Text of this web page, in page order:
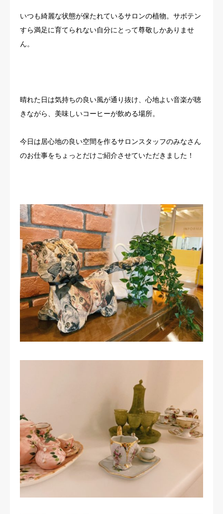
いつも綺麗な状態が保たれているサロンの植物。サボテン
すら満足に育てられない自分にとって尊敬しかありませ
ん。
晴れた日は気持ちの良い風が通り抜け、心地よい音楽が聴
きながら、美味しいコーヒーが飲める場所。
今日は居心地の良い空間を作るサロンスタッフのみなさん
のお仕事をちょっとだけご紹介させていただきました！